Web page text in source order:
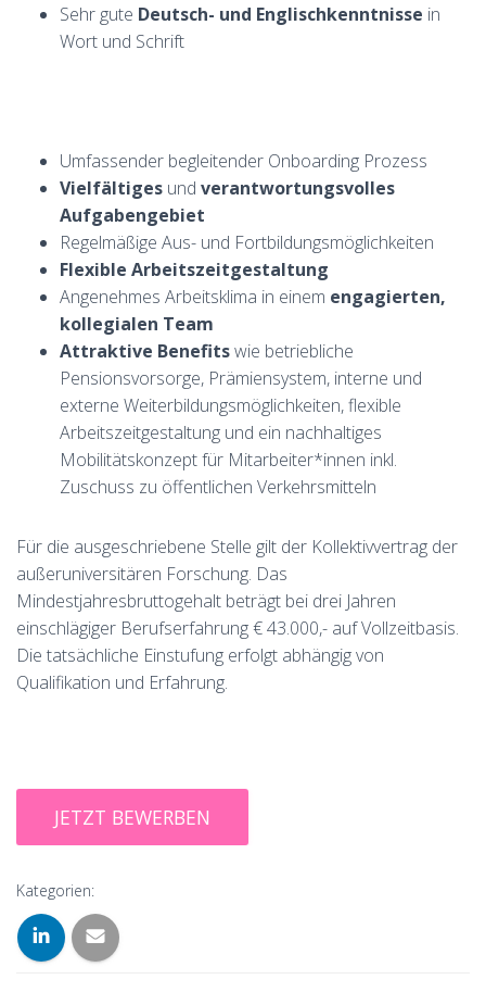
Sehr gute Deutsch- und Englischkenntnisse in
Wort und Schrift
Umfassender begleitender Onboarding Prozess
Vielfältiges und verantwortungsvolles
Aufgabengebiet
Regelmäßige Aus- und Fortbildungsmöglichkeiten
Flexible Arbeitszeitgestaltung
Angenehmes Arbeitsklima in einem engagierten,
kollegialen Team
Attraktive Benefitswie betriebliche
Pensionsvorsorge, Prämiensystem, interne und
externe Weiterbildungsmöglichkeiten, flexible
Arbeitszeitgestaltung und ein nachhaltiges
Mobilitätskonzept für Mitarbeiter*innen inkl.
Zuschuss zu öffentlichen Verkehrsmitteln
Für die ausgeschriebene Stelle gilt der Kollektivvertrag der
außeruniversitären Forschung. Das
Mindestjahresbruttogehalt beträgt bei drei Jahren
einschlägiger Berufserfahrung € 43.000,- auf Vollzeitbasis.
Die tatsächliche Einstufung erfolgt abhängig von
Qualifikation und Erfahrung.
Kategorien: